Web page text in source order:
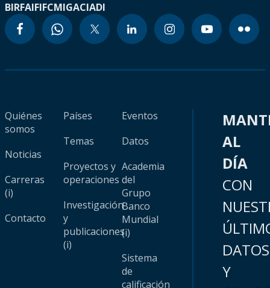
BIRFAIFIFCMIGACIADI
Quiénes
somos
Noticias
Carreras
(i)
Contacto
Países
Temas
Proyectos y
operaciones
Investigación
y
publicaciones
(i)
Eventos
Datos
Academia
del
Grupo
Banco
Mundial
(i)
Sistema
de
calificación
AL
DÍA
CON
DATOS
Y